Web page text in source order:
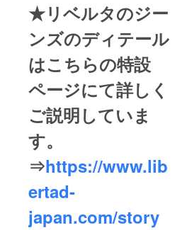
★リベルタのジー
ンズのディテール
はこちらの特設
ページにて詳しく
ご説明していま
す。
⇒https://www.lib
ertad-
japan.com/story